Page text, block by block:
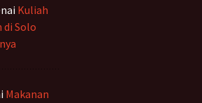
Kuliah
di Solo
Makanan